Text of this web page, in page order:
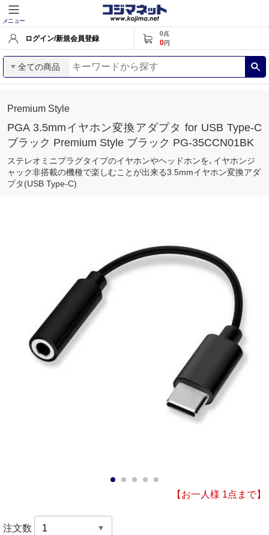
メニュー
ログイン/新規会員登録
0点
0円
全ての商品
Premium Style
PGA 3.5mmイヤホン変換アダプタ for USB Type-C
ブラック Premium Style ブラック PG-35CCN01BK
ステレオミニプラグタイプのイヤホンやヘッドホンを､イヤホンジ
ャック非搭載の機種で楽しむことが出来る3.5mmイヤホン変換アダ
プタ(USB Type-C)
【お一人様 1点まで】
注文数